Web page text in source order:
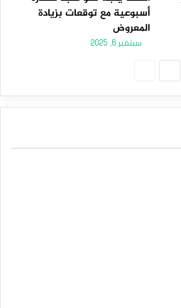
أسبوعية مع توقعات بزيادة
المعروض
سبتمبر 6, 2025